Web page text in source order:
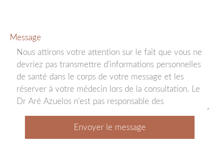
Message
Envoyer le message